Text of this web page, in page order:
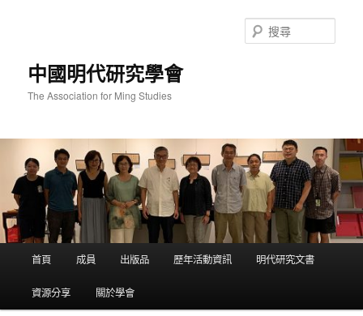
中國明代研究學會
The Association for Ming Studies
尋
首頁 成員 出版品 歷年活動資訊 明代研究文書
資源分享 關於學會